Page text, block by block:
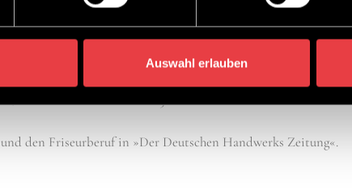
Auswahl erlauben
in unseren Seminaren anderen unsere Stärken und
Du uns und den Friseurberuf kennenlernen.
Ausbildung mit Aussicht auf Festanstellung bei einem der
Wir freuen uns auf Dich <3
den Friseurberuf in »Der Deutschen Handwerks Zeitung«.